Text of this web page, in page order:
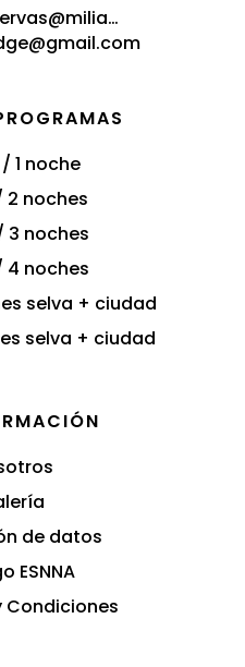
1 noche
2 noches
3 noches
4 noches
selva + ciudad
selva + ciudad
de datos
ESNNA
Condiciones